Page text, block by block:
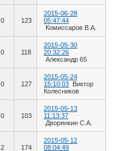
0 123
2015-06-28
05:47:44
Комиссаров В.А.
0 118
2015-05-30
20:32:26
Александр 65
0 127
2015-05-24
15:10:03 Виктор
Колесников
0 103
2015-05-13
11:13:37
Дворянкин С.А.
2 174
2015-05-12
08:04:49